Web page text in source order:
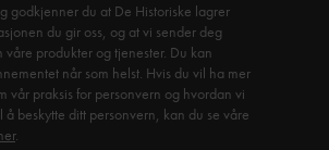
godkjenner du at De Historiske lagrer
du gir oss, og at vi sender deg
våre produkter og tjenester. Du kan
når som helst. Hvis du vil ha mer
vår praksis for personvern og hvordan vi
å beskytte ditt personvern, kan du se våre
.